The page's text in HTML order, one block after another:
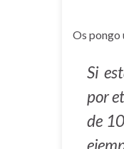
Os pongo
Si
por
de